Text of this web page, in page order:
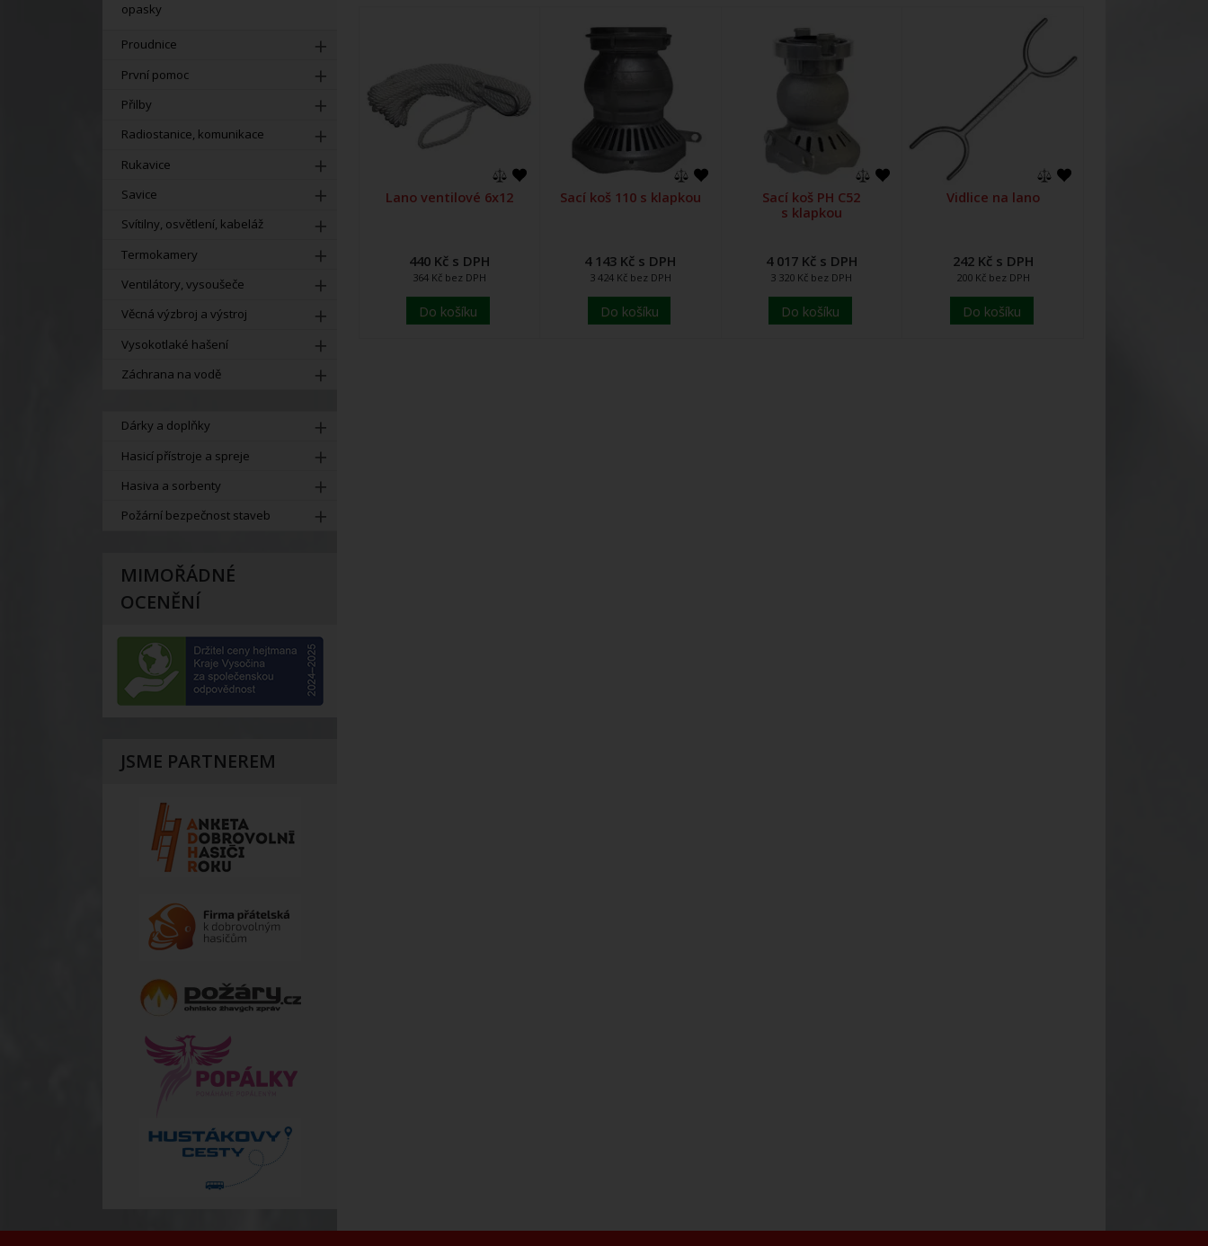
opasky
Proudnice
První pomoc
Přilby
Radiostanice, komunikace
Rukavice
Savice
Svítilny, osvětlení, kabeláž
Termokamery
Ventilátory, vysoušeče
Věcná výzbroj a výstroj
Vysokotlaké hašení
Záchrana na vodě
Dárky a doplňky
Hasicí přístroje a spreje
Hasiva a sorbenty
Požární bezpečnost staveb
MIMOŘÁDNÉ
OCENĚNÍ
JSME PARTNEREM
Lano ventilové 6x12
440 Kč s DPH
364 Kč bez DPH
Do košíku
Sací koš 110 s klapkou
4 143 Kč s DPH
3 424 Kč bez DPH
Do košíku
Sací koš PH C52
s klapkou
4 017 Kč s DPH
3 320 Kč bez DPH
Do košíku
Vidlice na lano
242 Kč s DPH
200 Kč bez DPH
Do košíku